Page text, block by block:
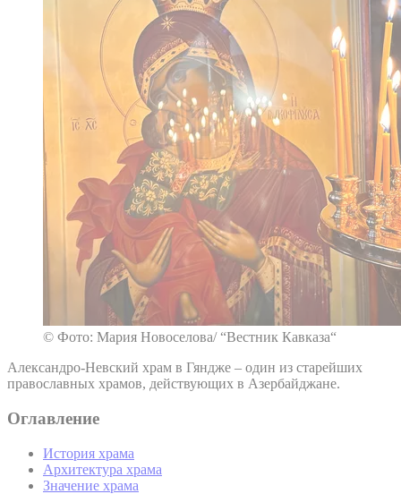
© Фото: Мария Новоселова/ “Вестник Кавказа“
Александро-Невский храм в Гяндже – один из старейших
православных храмов, действующих в Азербайджане.
Оглавление
История храма
Архитектура храма
Значение храма